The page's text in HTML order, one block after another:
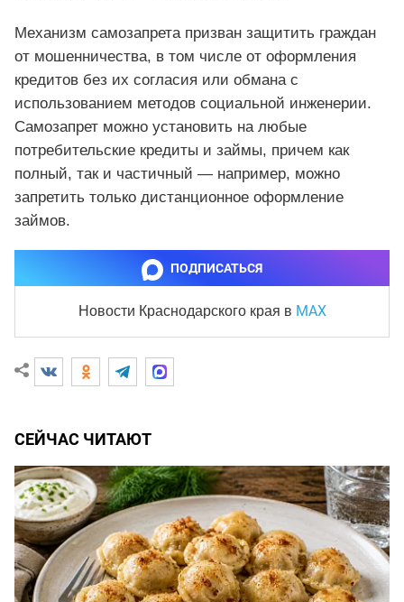
Механизм самозапрета призван защитить граждан
от мошенничества, в том числе от оформления
кредитов без их согласия или обмана с
использованием методов социальной инженерии.
Самозапрет можно установить на любые
потребительские кредиты и займы, причем как
полный, так и частичный — например, можно
запретить только дистанционное оформление
займов.
ПОДПИСАТЬСЯ
Новости Краснодарского края в MAX
СЕЙЧАС ЧИТАЮТ